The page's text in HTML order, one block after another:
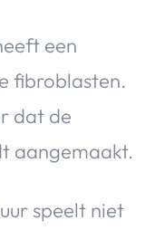
een
fibroblasten.
dat de
aangemaakt.
speelt niet